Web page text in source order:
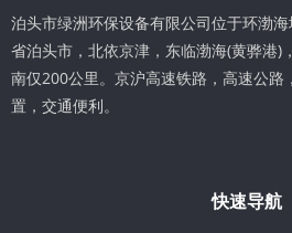
泊头市绿洲环保设备有限公司位于环渤
省泊头市，北依京津，东临渤海(黄骅港)
南仅200公里。京沪高速铁路，高速公路
置，交通便利。
快速导航